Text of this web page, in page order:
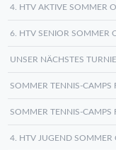
4. HTV AKTIVE SOMMER
6. HTV SENIOR
UNSER NÄCHSTES
SOMMER TENNIS-
SOMMER TENNIS-
4. HTV JUGEND